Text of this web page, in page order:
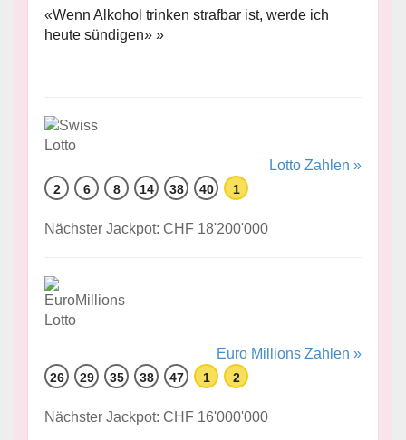
«Wenn Alkohol trinken strafbar ist, werde ich
heute sündigen» »
Lotto Zahlen »
2 6 8 14 38 40 1
Nächster Jackpot: CHF 18'200'000
Euro Millions Zahlen »
26 29 35 38 47 1 2
Nächster Jackpot: CHF 16'000'000